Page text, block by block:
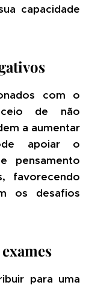
capacidade
com o
de não
a aumentar
apoiar o
pensamento
favorecendo
os desafios
para uma